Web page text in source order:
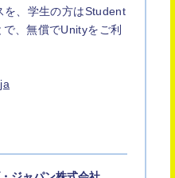
を、学生の方はStudent
、無償でUnityをご利